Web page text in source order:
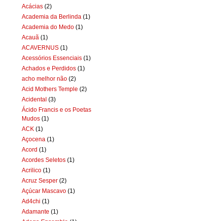
Acácias (2)
Academia da Berlinda (1)
Academia do Medo (1)
Acauã (1)
ACAVERNUS (1)
Acessórios Essenciais (1)
Achados e Perdidos (1)
acho melhor não (2)
Acid Mothers Temple (2)
Acidental (3)
Ácido Francis e os Poetas
Mudos (1)
ACK (1)
Açocena (1)
Acord (1)
Acordes Seletos (1)
Acrilico (1)
Acruz Sesper (2)
Açúcar Mascavo (1)
Ad4chi (1)
Adamante (1)